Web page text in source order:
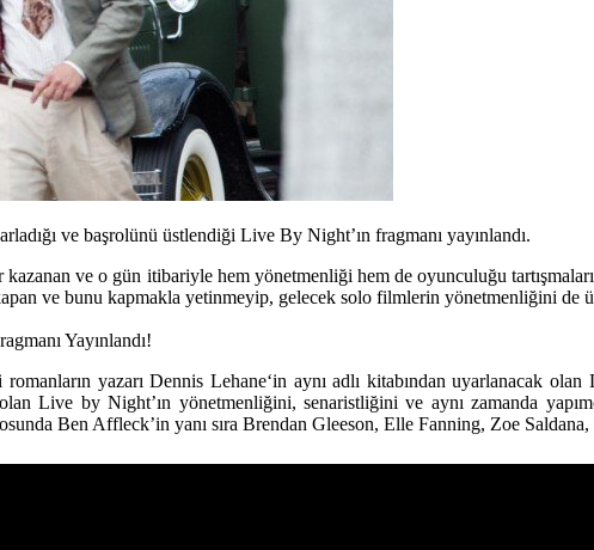
ve başrolünü üstlendiği Live By Night’ın fragmanı yayınlandı.
kazanan ve o gün itibariyle hem yönetmenliği hem de oyunculuğu
ve bunu kapmakla yetinmeyip, gelecek solo filmlerin yönetmenliğini
Yayınlandı!
yazarı Dennis Lehane‘in aynı adlı kitabından uyarlanacak
Live by Night’ın yönetmenliğini, senaristliğini ve aynı zamanda
Ben Affleck’in yanı sıra Brendan Gleeson, Elle Fanning, Zoe